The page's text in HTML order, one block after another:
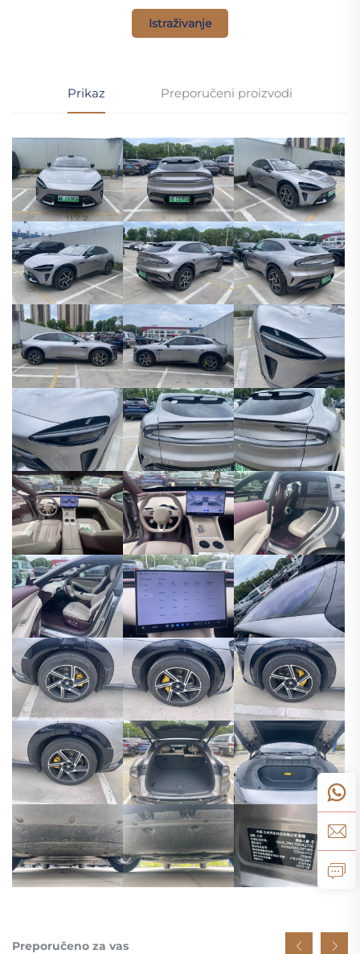
Istraživanje
Prikaz Preporučeni proizvodi
Preporučeno za vas